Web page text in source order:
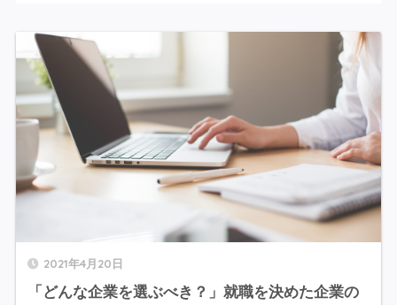
2021年4月20日
「どんな企業を選ぶべき？」就職を決めた企業の